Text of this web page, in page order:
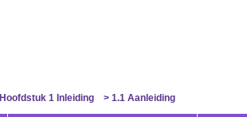
Hoofdstuk 1 Inleiding 1.1 Aanleiding